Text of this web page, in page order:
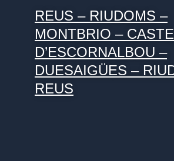
REUS – RIUDOMS –
MONTBRIO –
D’ESCORNALBOU –
DUESAIGÜES –
REUS